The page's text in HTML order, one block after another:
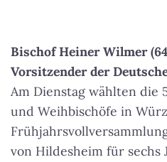
Bischof Heiner Wilmer
Vorsitzender der
Am Dienstag wählten die
und Weihbischöfe in
von Hildesheim für sechs